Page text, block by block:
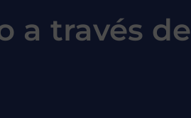
a través de